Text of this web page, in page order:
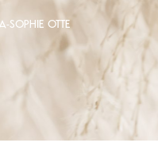
SOPHIE OTTE